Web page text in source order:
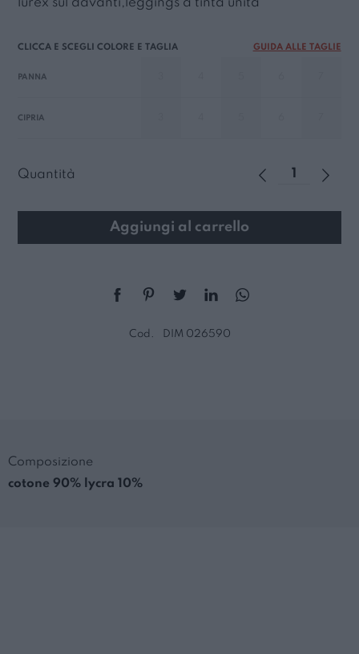
lurex sul davanti,leggings a tinta unita
GUIDA ALLE TAGLIE
PANNA
CIPRIA
Quantità
Aggiungi al carrello
Cod. DIM 026590
Composizione
cotone 90% lycra 10%